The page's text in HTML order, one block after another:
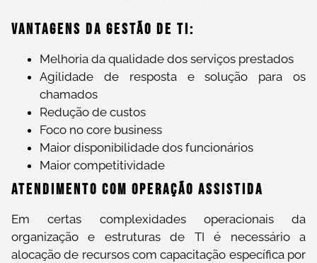
Vantagens Da Gestão De TI:
Melhoria da qualidade dos serviços prestados
Agilidade de resposta e solução para os
chamados
Redução de custos
Foco no core business
Maior disponibilidade dos funcionários
Maior competitividade
Atendimento Com Operação Assistida
Em certas complexidades operacionais da
organização e estruturas de TI é necessário a
alocação de recursos com capacitação específica por